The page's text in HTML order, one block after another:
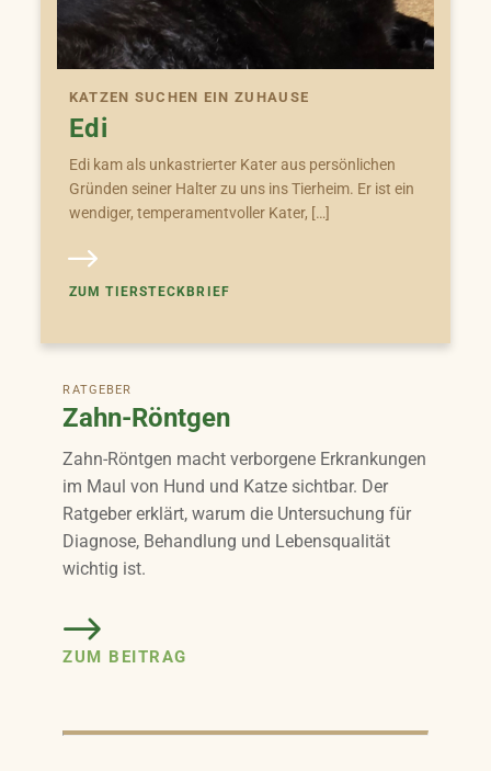
KATZEN SUCHEN EIN ZUHAUSE
Edi
Edi kam als unkastrierter Kater aus persönlichen
Gründen seiner Halter zu uns ins Tierheim. Er ist ein
wendiger, temperamentvoller Kater, […]
ZUM TIERSTECKBRIEF
RATGEBER
Zahn-Röntgen
Zahn-Röntgen macht verborgene Erkrankungen
im Maul von Hund und Katze sichtbar. Der
Ratgeber erklärt, warum die Untersuchung für
Diagnose, Behandlung und Lebensqualität
wichtig ist.
ZUM BEITRAG